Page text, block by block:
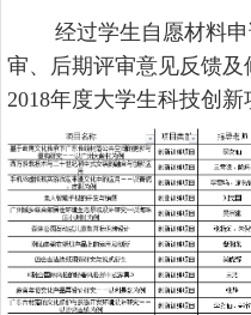
经过学生自愿材料申
审、后期评审意见反馈
2018年度大学生科技创新